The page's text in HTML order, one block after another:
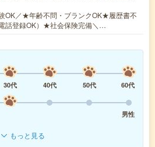
OK／★年齢不問・ブランクOK★履歴書不
話登録OK）★社会保険完備＼…
30代 40代 50代
60代
男性
もっと見る